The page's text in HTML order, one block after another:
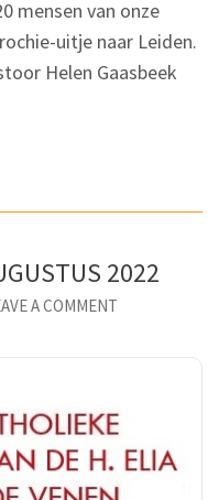
mensen van onze
uitje naar Leiden.
Helen Gaasbeek
2022
A COMMENT
AUGUSTUS
2022